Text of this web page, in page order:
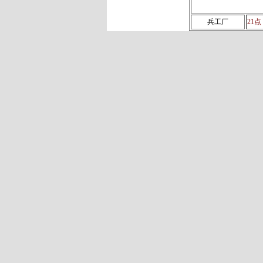
兵工厂 21点